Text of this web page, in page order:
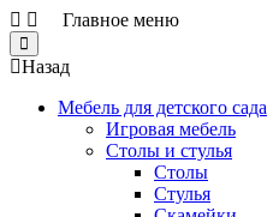
Главное меню
Close
Назад
Мебель для детского сада
Игровая мебель
Столы и стулья
Столы
Стулья